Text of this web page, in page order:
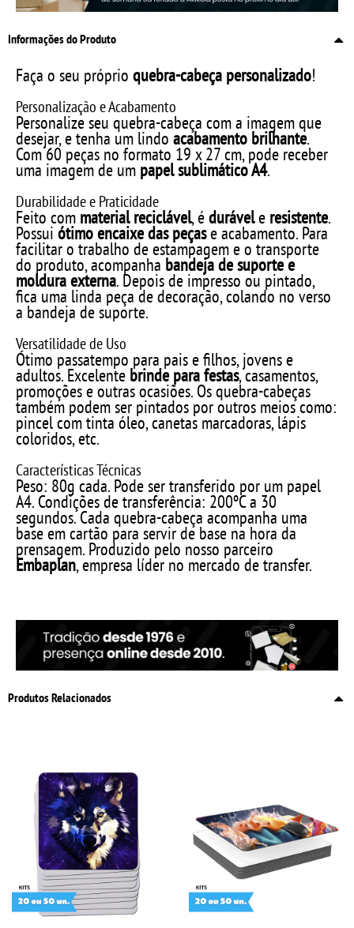
Informações do Produto
Faça o seu próprio quebra-cabeça personalizado!
Personalização e Acabamento
Personalize seu quebra-cabeça com a imagem que
desejar, e tenha um lindo acabamento brilhante.
Com 60 peças no formato 19 x 27 cm, pode receber
uma imagem de um papel sublimático A4.
Durabilidade e Praticidade
Feito com material reciclável, édurávele resistente.
Possui ótimo encaixe das peçase acabamento. Para
facilitar o trabalho de estampagem e o transporte
do produto, acompanha bandeja de suporte e
moldura externa. Depois de impresso ou pintado,
fica uma linda peça de decoração, colando no verso
a bandeja de suporte.
Versatilidade de Uso
Ótimo passatempo para pais e filhos, jovens e
adultos. Excelente brinde para festas, casamentos,
promoções e outras ocasiões. Os quebra-cabeças
também podem ser pintados por outros meios como:
pincel com tinta óleo, canetas marcadoras, lápis
coloridos, etc.
Características Técnicas
Peso: 80g cada. Pode ser transferido por um papel
A4. Condições de transferência: 200ºC a 30
segundos. Cada quebra-cabeça acompanha uma
base em cartão para servir de base na hora da
prensagem. Produzido pelo nosso parceiro
Embaplan, empresa líder no mercado de transfer.
Produtos Relacionados